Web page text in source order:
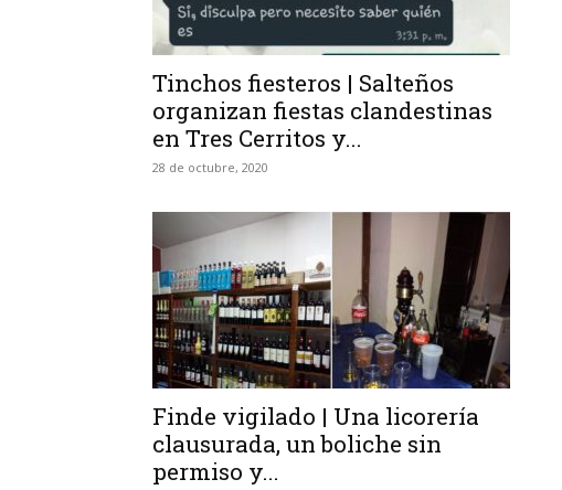
Tinchos fiesteros | Salteños
organizan fiestas clandestinas
en Tres Cerritos y...
28 de octubre, 2020
Finde vigilado | Una licorería
clausurada, un boliche sin
permiso y...